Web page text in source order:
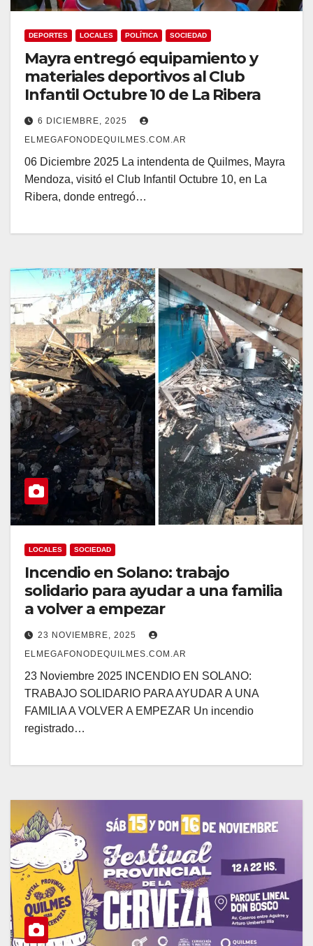
DEPORTES LOCALES POLÍTICA SOCIEDAD
Mayra entregó equipamiento y
materiales deportivos al Club
Infantil Octubre 10 de La Ribera
6 DICIEMBRE, 2025
ELMEGAFONODEQUILMES.COM.AR
06 Diciembre 2025 La intendenta de Quilmes, Mayra
Mendoza, visitó el Club Infantil Octubre 10, en La
Ribera, donde entregó…
LOCALES SOCIEDAD
Incendio en Solano: trabajo
solidario para ayudar a una familia
a volver a empezar
23 NOVIEMBRE, 2025
ELMEGAFONODEQUILMES.COM.AR
23 Noviembre 2025 INCENDIO EN SOLANO:
TRABAJO SOLIDARIO PARA AYUDAR A UNA
FAMILIA A VOLVER A EMPEZAR Un incendio
registrado…